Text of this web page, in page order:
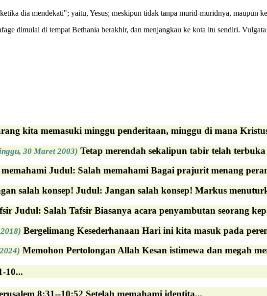
dia mendekati"; yaitu, Yesus; meskipun tidak tanpa murid-muridnya, maupun
dimulai di tempat Bethania berakhir, dan menjangkau ke kota itu sendiri.
kita memasuki minggu penderitaan, minggu di mana
30 Maret 2003) Tetap merendah sekalipun tabir telah
memahami Judul: Salah memahami Bagai prajurit menang
salah konsep! Judul: Jangan salah konsep! Markus
Judul: Salah Tafsir Biasanya acara penyambutan seorang
Bergelimang Kesederhanaan Hari ini kita masuk pada
Memohon Pertolongan Allah Kesan istimewa dan megah
10...
8:31--10:52 Setelah memahami identita...